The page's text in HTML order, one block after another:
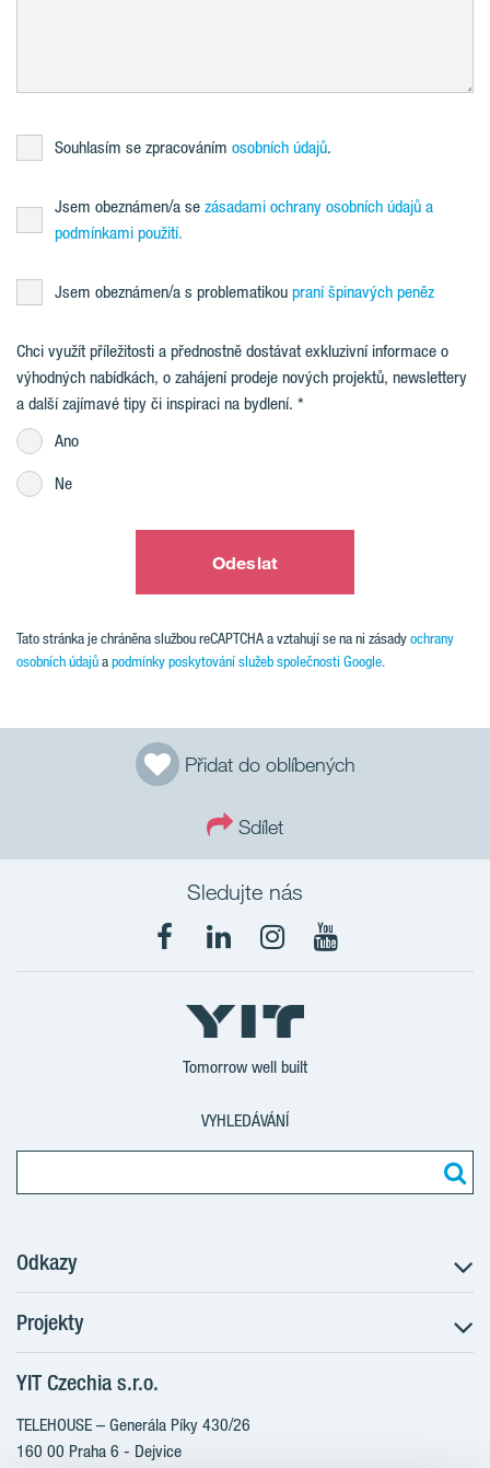
Přidat do oblíbených
Sdílet
Souhlasím se zpracováním osobních údajů.
Jsem obeznámen/a se zásadami ochrany osobních údajů a
podmínkami použití.
Jsem obeznámen/a s problematikou praní špinavých peněz
Chci využít příležitosti a přednostně dostávat exkluzivní informace o
výhodných nabídkách, o zahájení prodeje nových projektů, newslettery
a další zajímavé tipy či inspiraci na bydlení.
Ano
Ne
Odeslat
Tato stránka je chráněna službou reCAPTCHA a vztahují se na ni zásadyochrany
osobních údajůapodmínky poskytování služeb společnosti Google.
Sledujte nás
Tomorrow well built
VYHLEDÁVÁNÍ
Odkazy
Postup koupě
Klientské změny
Aktuality
Blog
Kariéra
Projekty
RANTA Barrandov III
RANTA Barrandov IV
TOIVO Roztyly II
YIT Czechia s.r.o.
TELEHOUSE – Generála Píky 430/26
160 00 Praha 6 - Dejvice